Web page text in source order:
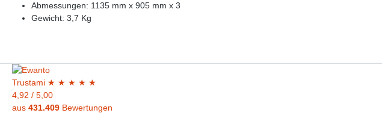
Abmessungen: 1135 mm x 905 mm x 3
Gewicht: 3,7 Kg
Trustami ★ ★ ★ ★ ★
4,92 / 5,00
aus 431.409 Bewertungen